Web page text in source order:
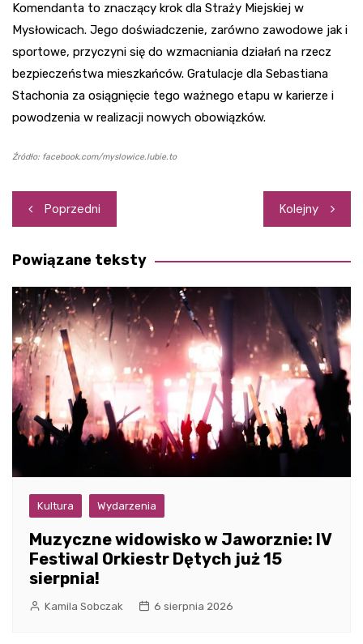
Komendanta to znaczący krok dla Straży Miejskiej w
Mysłowicach. Jego doświadczenie, zarówno zawodowe jak i
sportowe, przyczyni się do wzmacniania działań na rzecz
bezpieczeństwa mieszkańców. Gratulacje dla Sebastiana
Stachonia za osiągnięcie tego ważnego etapu w karierze i
powodzenia w realizacji nowych obowiązków.
Źródło: facebook.com/myslowice.lubie.to
Nawigacja
wpisu
Poprzedni Kolejny
Powiązane teksty
Kultura Wydarzenia
Muzyczne widowisko w Jaworznie: IV
Festiwal Orkiestr Dętych już 15
sierpnia!
Kamila Sobczak 6 sierpnia 2026